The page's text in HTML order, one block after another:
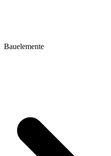
Bauelemente